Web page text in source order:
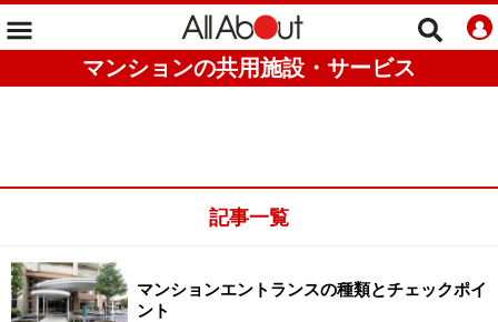
マンションの共用施設・サービス
記事一覧
マンションエントランスの種類とチェックポイ
ント